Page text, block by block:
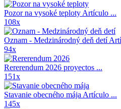
Pozor na vysoké teploty Artículo ...
108x
Oznam - Medzinárodný deň detí
94x
Rererendum 2026 proyectos ...
151x
Stavanie obecného mája Artículo ...
145x